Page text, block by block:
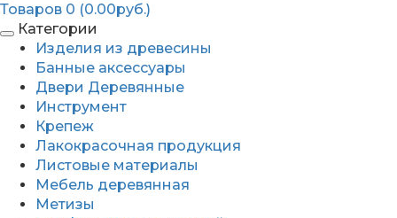
Товаров 0 (0.00руб.)
Категории
Изделия из древесины
Банные аксессуары
Двери Деревянные
Инструмент
Крепеж
Лакокрасочная продукция
Листовые материалы
Мебель деревянная
Метизы